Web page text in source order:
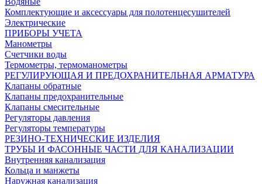
Комплектующие и аксессуары для полотенцесушителей
Электрические
ПРИБОРЫ УЧЕТА
Манометры
Счетчики воды
Термометры, термоманометры
РЕГУЛИРУЮЩАЯ И ПРЕДОХРАНИТЕЛЬНАЯ АРМАТУРА
Клапаны обратные
Клапаны предохранительные
Клапаны смесительные
Регуляторы давления
Регуляторы температуры
РЕЗИНО-ТЕХНИЧЕСКИЕ ИЗДЕЛИЯ
ТРУБЫ И ФАСОННЫЕ ЧАСТИ ДЛЯ КАНАЛИЗАЦИИ
Внутренняя канализация
Кольца и манжеты
Наружная канализация